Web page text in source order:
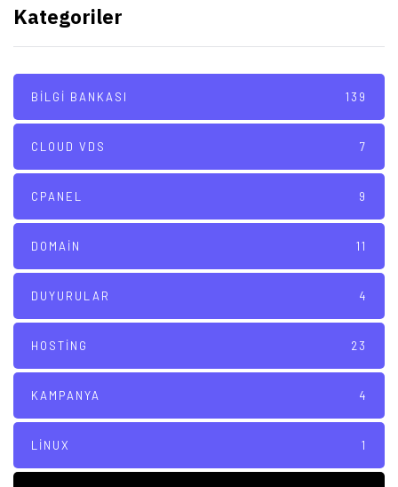
Kategoriler
BILGI BANKASI 139
CLOUD VDS 7
CPANEL 9
DOMAIN 11
DUYURULAR 4
HOSTING 23
KAMPANYA 4
LINUX 1